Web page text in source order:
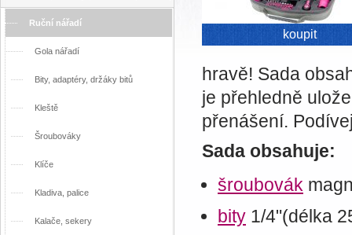
koupit
hravě! Sada
je přehledně
přenášení.
Sada obsahuje:
šroubovák
bity 1/4"(délka
Ruční nářadí
Gola nářadí
Bity, adaptéry, držáky bitů
Kleště
Šroubováky
Klíče
Kladiva, palice
Kalače, sekery